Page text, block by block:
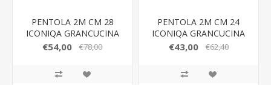
PENTOLA 2M CM 28
ICONIQA GRANCUCINA
€54,00 €78,00
PENTOLA 2M CM 24
ICONIQA GRANCUCINA
€43,00 €62,40